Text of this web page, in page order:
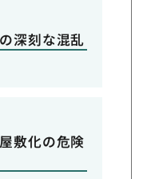
深刻な混乱
敷化の危険